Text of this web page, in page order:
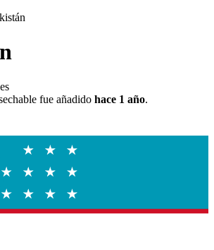
fue añadido hace 1 año.